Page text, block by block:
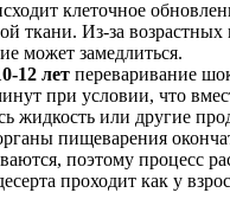
клеточное
ткани. Из-за
может замедлиться.
12 лет переваривание
при условии, что
жидкость или другие
пищеварения
поэтому процесс
проходит как у